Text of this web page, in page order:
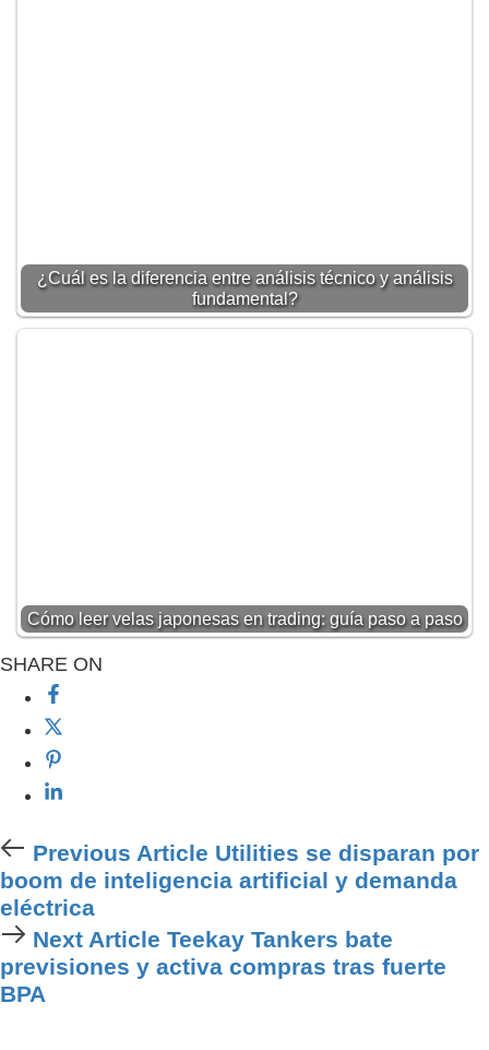
¿Cuál es la diferencia entre análisis técnico y análisis
fundamental?
Cómo leer velas japonesas en trading: guía paso a paso
SHARE ON
Previous
Article
Previous Article Utilities se disparan por
boom de inteligencia artificial y demanda
eléctrica
Next
Article
Next Article Teekay Tankers bate
previsiones y activa compras tras fuerte
BPA